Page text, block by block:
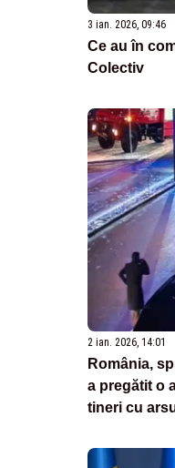
3 ian. 2026, 09:46
Ce au în
Colectiv
2 ian. 2026, 14:01
România,
a pregătit o
tineri cu